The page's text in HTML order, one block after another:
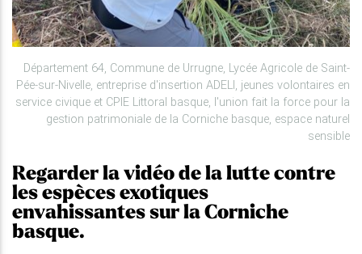
Département 64, Commune de Urrugne, Lycée Agricole de Saint-
Pée-sur-Nivelle, entreprise d'insertion ADELI, jeunes volontaires en
service civique et CPIE Littoral basque, l'union fait la force pour la
gestion patrimoniale de la Corniche basque, espace naturel
sensible
Regarder la vidéo de la lutte contre
les espèces exotiques
envahissantes sur la Corniche
basque.